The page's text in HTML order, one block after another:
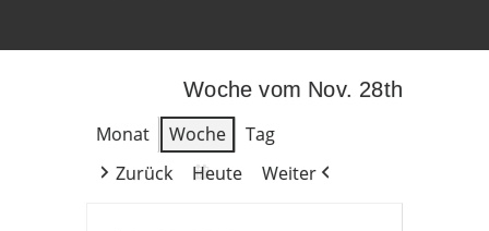
Woche vom Nov. 28th
Monat
Woche
Tag
Zurück
Heute Weiter